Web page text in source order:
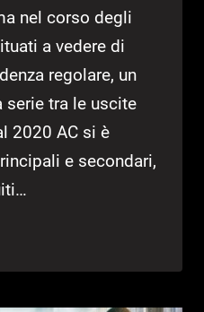
nel corso degli
a vedere di
regolare, un
serie tra le uscite
2020 AC si è
e secondari,